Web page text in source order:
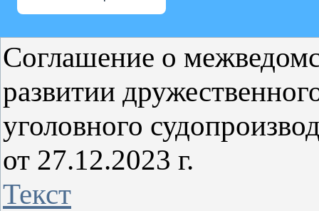
Соглашение о
развитии
уголовного
от 27.12.2023 г.
Текст